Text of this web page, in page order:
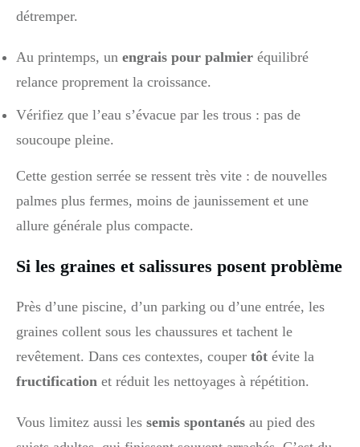
détremper.
Au printemps, un engrais pour palmier équilibré
relance proprement la croissance.
Vérifiez que l’eau s’évacue par les trous : pas de
soucoupe pleine.
Cette gestion serrée se ressent très vite : de nouvelles
palmes plus fermes, moins de jaunissement et une
allure générale plus compacte.
Si les graines et salissures posent problème
Près d’une piscine, d’un parking ou d’une entrée, les
graines collent sous les chaussures et tachent le
revêtement. Dans ces contextes, couper tôt évite la
fructification et réduit les nettoyages à répétition.
Vous limitez aussi les semis spontanés au pied des